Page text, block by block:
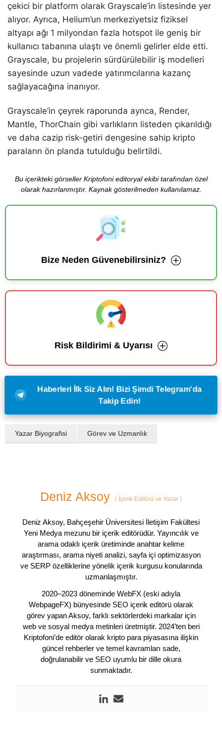
çekici bir platform olarak Grayscale’in listesinde yer
alıyor. Ayrıca, Helium’un merkeziyetsiz fiziksel
altyapı ağı 1 milyondan fazla hotspot ile geniş bir
kullanıcı tabanına ulaştı ve önemli gelirler elde etti.
Grayscale, bu projelerin sürdürülebilir iş modelleri
sayesinde uzun vadede yatırımcılarına kazanç
sağlayacağına inanıyor.
Grayscale’in çeyrek raporunda ayrıca, Render,
Mantle, ThorChain gibi varlıkların listeden çıkarıldığı
ve daha cazip risk-getiri dengesine sahip kripto
paraların ön planda tutulduğu belirtildi.
Bu içerikteki görseller Kriptofoni editoryal ekibi tarafından özel
olarak hazırlanmıştır. Kaynak gösterilmeden kullanılamaz.
Bize Neden Güvenebilirsiniz?
Risk Bildirimi & Uyarısı
Haberleri İlk Siz Alın! Bizi Şimdi Telegram'da
Takip Edin!
Yazar Biyografisi Görev ve Uzmanlık
Deniz Aksoy ( İçerik Editörü ve Yazar )
Deniz Aksoy, Bahçeşehir Üniversitesi İletişim Fakültesi
Yeni Medya mezunu bir içerik editörüdür. Yayıncılık ve
arama odaklı içerik üretiminde anahtar kelime
araştırması, arama niyeti analizi, sayfa içi optimizasyon
ve SERP özelliklerine yönelik içerik kurgusu konularında
uzmanlaşmıştır.
2020–2023 döneminde WebFX (eski adıyla
WebpageFX) bünyesinde SEO içerik editörü olarak
görev yapan Aksoy, farklı sektörlerdeki markalar için
web ve sosyal medya metinleri üretmiştir. 2024’ten beri
Kriptofoni’de editör olarak kripto para piyasasına ilişkin
güncel rehberler ve temel kavramları sade,
doğrulanabilir ve SEO uyumlu bir dille okura
sunmaktadır.